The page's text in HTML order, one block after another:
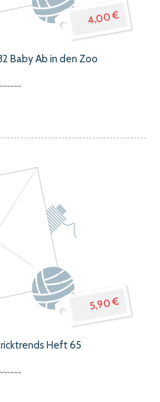
4,00 €
Baby Ab in den Zoo
5,90 €
Heft 65